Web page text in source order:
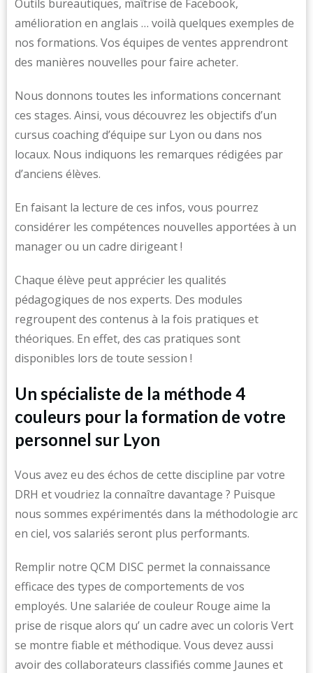
Outils bureautiques, maîtrise de Facebook,
amélioration en anglais … voilà quelques exemples de
nos formations. Vos équipes de ventes apprendront
des manières nouvelles pour faire acheter.
Nous donnons toutes les informations concernant
ces stages. Ainsi, vous découvrez les objectifs d’un
cursus coaching d’équipe sur Lyon ou dans nos
locaux. Nous indiquons les remarques rédigées par
d’anciens élèves.
En faisant la lecture de ces infos, vous pourrez
considérer les compétences nouvelles apportées à un
manager ou un cadre dirigeant !
Chaque élève peut apprécier les qualités
pédagogiques de nos experts. Des modules
regroupent des contenus à la fois pratiques et
théoriques. En effet, des cas pratiques sont
disponibles lors de toute session !
Un spécialiste de la méthode 4
couleurs pour la formation de votre
personnel sur Lyon
Vous avez eu des échos de cette discipline par votre
DRH et voudriez la connaître davantage ? Puisque
nous sommes expérimentés dans la méthodologie arc
en ciel, vos salariés seront plus performants.
Remplir notre QCM DISC permet la connaissance
efficace des types de comportements de vos
employés. Une salariée de couleur Rouge aime la
prise de risque alors qu’ un cadre avec un coloris Vert
se montre fiable et méthodique. Vous devez aussi
avoir des collaborateurs classifiés comme Jaunes et